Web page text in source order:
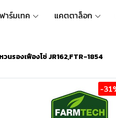
าร์มเทค แคตตาล็อก
วนรองเฟืองโซ่ JR162,FTR-1854
-